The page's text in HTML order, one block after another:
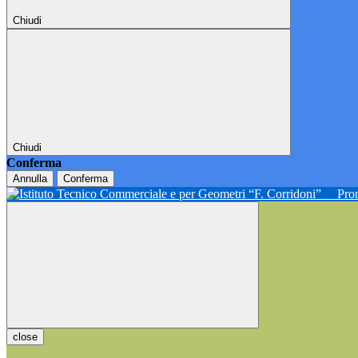
Chiudi
Chiudi
Conferma
Annulla Conferma
close